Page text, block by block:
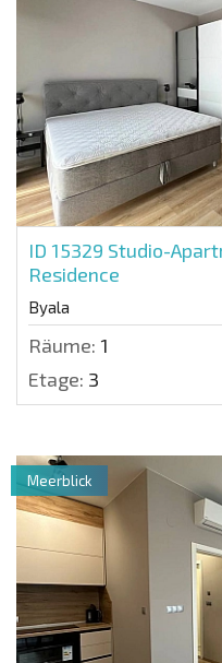
ID 15329 Studio-
Residence
Byala
Räume: 1
Etage: 3
Meerblick